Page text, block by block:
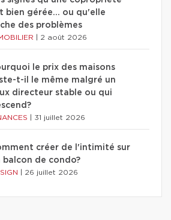
bien gérée… ou qu'elle
des problèmes
2 août 2026
le prix des maisons
t-il le même malgré un
directeur stable ou qui
31 juillet 2026
créer de l'intimité sur
balcon de condo?
26 juillet 2026